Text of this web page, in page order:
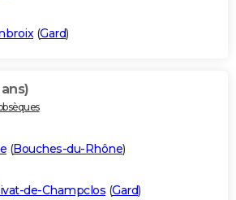
(Gard)
ans)
(Bouches-du-Rhône)
de-Champclos (Gard)